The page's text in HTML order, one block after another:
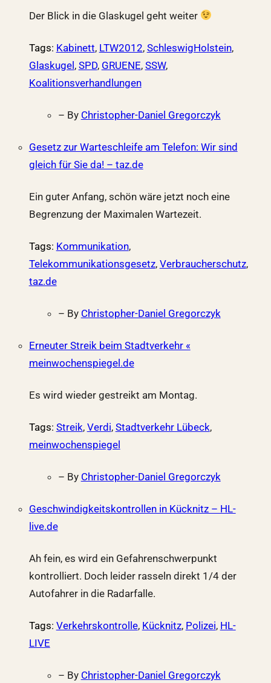
Der Blick in die Glaskugel geht weiter
Tags: Kabinett, LTW2012, SchleswigHolstein,
Glaskugel, SPD, GRUENE, SSW,
Koalitionsverhandlungen
– By Christopher-Daniel Gregorczyk
Gesetz zur Warteschleife am Telefon: Wir sind
gleich für Sie da! – taz.de
Ein guter Anfang, schön wäre jetzt noch eine
Begrenzung der Maximalen Wartezeit.
Tags: Kommunikation,
Telekommunikationsgesetz, Verbraucherschutz,
taz.de
– By Christopher-Daniel Gregorczyk
Erneuter Streik beim Stadtverkehr «
meinwochenspiegel.de
Es wird wieder gestreikt am Montag.
Tags: Streik, Verdi, Stadtverkehr Lübeck,
meinwochenspiegel
– By Christopher-Daniel Gregorczyk
Geschwindigkeitskontrollen in Kücknitz – HL-
live.de
Ah fein, es wird ein Gefahrenschwerpunkt
kontrolliert. Doch leider rasseln direkt 1/4 der
Autofahrer in die Radarfalle.
Tags: Verkehrskontrolle, Kücknitz, Polizei, HL-
LIVE
– By Christopher-Daniel Gregorczyk